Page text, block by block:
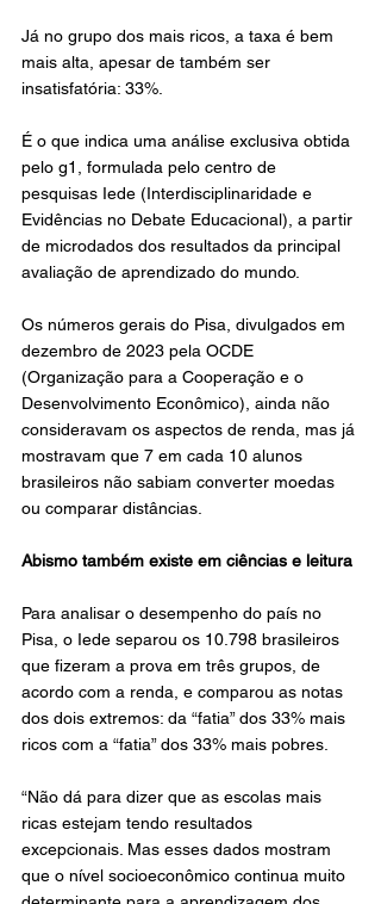
Já no grupo dos mais ricos, a taxa é bem
mais alta, apesar de também ser
insatisfatória: 33%.
É o que indica uma análise exclusiva obtida
pelo g1, formulada pelo centro de
pesquisas Iede (Interdisciplinaridade e
Evidências no Debate Educacional), a partir
de microdados dos resultados da principal
avaliação de aprendizado do mundo.
Os números gerais do Pisa, divulgados em
dezembro de 2023 pela OCDE
(Organização para a Cooperação e o
Desenvolvimento Econômico), ainda não
consideravam os aspectos de renda, mas já
mostravam que 7 em cada 10 alunos
brasileiros não sabiam converter moedas
ou comparar distâncias.
Abismo também existe em ciências e leitura
Para analisar o desempenho do país no
Pisa, o Iede separou os 10.798 brasileiros
que fizeram a prova em três grupos, de
acordo com a renda, e comparou as notas
dos dois extremos: da “fatia” dos 33% mais
ricos com a “fatia” dos 33% mais pobres.
“Não dá para dizer que as escolas mais
ricas estejam tendo resultados
excepcionais. Mas esses dados mostram
que o nível socioeconômico continua muito